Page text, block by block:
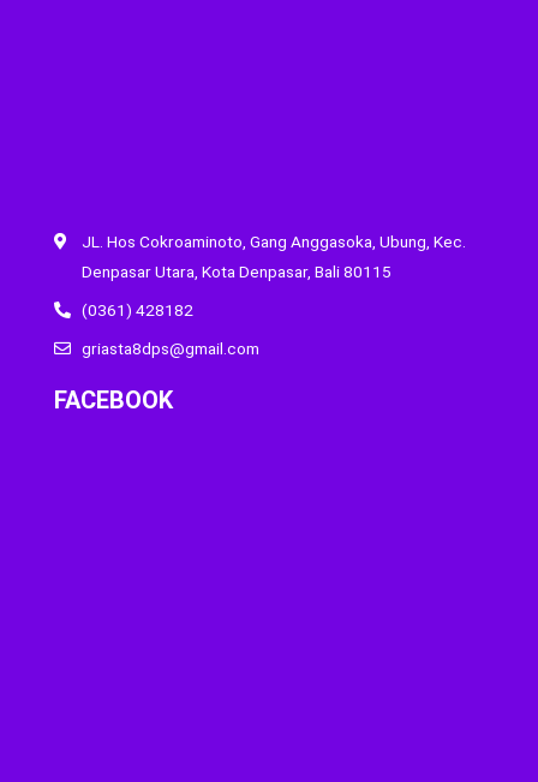
JL. Hos Cokroaminoto, Gang Anggasoka, Ubung, Kec.
Denpasar Utara, Kota Denpasar, Bali 80115
(0361) 428182
griasta8dps@gmail.com
FACEBOOK